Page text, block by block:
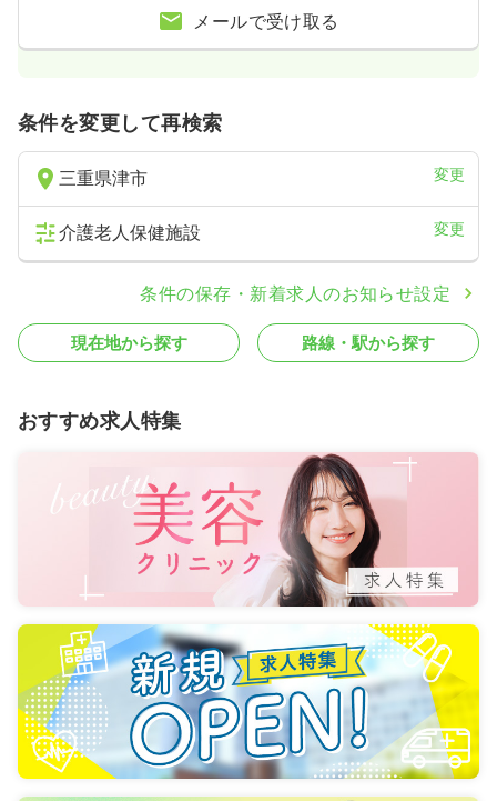
メールで受け取る
条件を変更して再検索
三重県津市 変更
介護老人保健施設 変更
条件の保存・新着求人のお知らせ設定
現在地から探す 路線・駅から探す
おすすめ求人特集